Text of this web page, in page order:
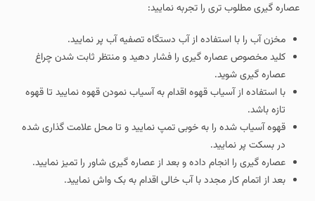
عصاره گیری مطلوب تری را تجربه نمایید:
مخزن آب را با استفاده از آب دستگاه تصفیه آب پر نمایید.
کلید مخصوص عصاره گیری را فشار دهید و منتظر ثابت شدن چراغ
عصاره گیری شوید.
با استفاده از آسیاب قهوه اقدام به آسیاب نمودن قهوه نمایید تا قهوه
تازه باشد.
قهوه آسیاب شده را به خوبی تمپ نمایید و تا محل علامت گذاری شده
در بسکت پر نمایید.
عصاره گیری را انجام داده و بعد از عصاره گیری شاور را تمیز نمایید.
بعد از اتمام کار مجدد با آب خالی اقدام به بک واش نمایید.